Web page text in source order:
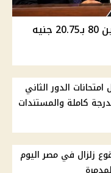
أسعار الوقود في مصر اليوم .. بنزين 80 بـ20.75 جنيه
الدور الثاني
بالدرجة كاملة والمستندات
زلزال في مصر اليوم